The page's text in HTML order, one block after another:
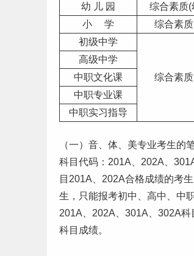
幼 儿 园
综合素质(
小 学
综合素
初级中学
综合素
高级中学
中职文化课
中职专业课
中职实习指导
（一）音、体、美专业考生
科目代码：201A、202A、
目201A、202A合格成绩的考
生，只能报考初中、高中、中
201A、202A、301A、302A
科目成绩。